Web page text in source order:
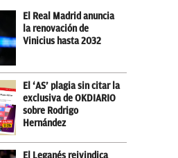
El Real Madrid anuncia
la renovación de
Vinicius hasta 2032
El ‘AS’ plagia sin citar la
exclusiva de OKDIARIO
sobre Rodrigo
Hernández
El Leganés reivindica